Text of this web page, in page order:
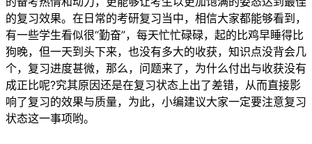
的复习效果。在日常的考研复习当中，相信大家都能够看到，
有一些学生看似很“勤奋”，每天忙忙碌碌，起的比鸡早睡得比
狗晚，但一天到头下来，也没有多大的收获，知识点没背会几
个，复习进度甚微，那么，问题来了，为什么付出与收获没有
成正比呢?究其原因还是在复习状态上出了差错，从而直接影
响了复习的效果与质量，为此，小编建议大家一定要注意复习
状态这一事项哟。